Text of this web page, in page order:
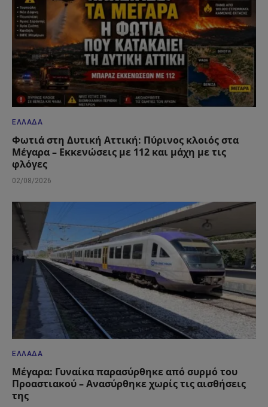
ΕΛΛΆΔΑ
Φωτιά στη Δυτική Αττική: Πύρινος κλοιός στα
Μέγαρα – Εκκενώσεις με 112 και μάχη με τις
φλόγες
02/08/2026
ΕΛΛΆΔΑ
Μέγαρα: Γυναίκα παρασύρθηκε από συρμό του
Προαστιακού – Ανασύρθηκε χωρίς τις αισθήσεις
της